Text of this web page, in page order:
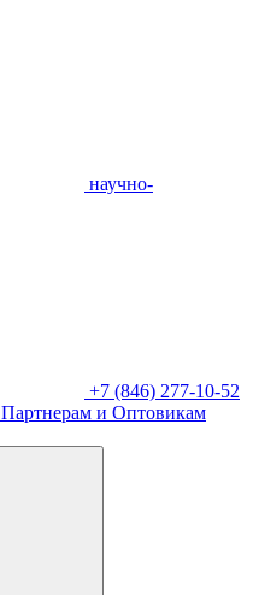
научно-
+7 (846) 277-10-52
Партнерам и Оптовикам